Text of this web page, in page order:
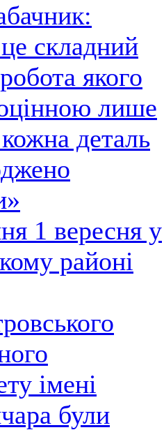
складний
якого
лише
деталь
1 вересня у
районі
імені
були